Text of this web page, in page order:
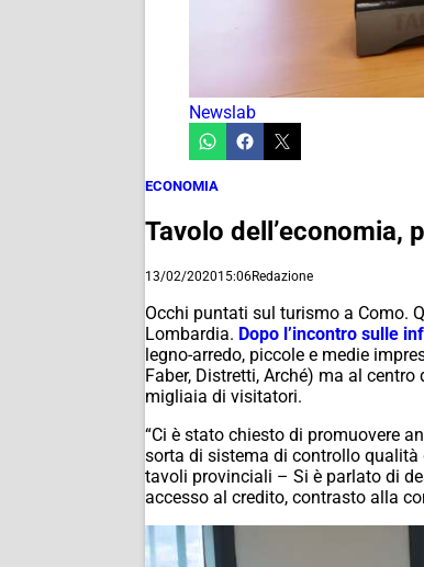
Newslab
ECONOMIA
Tavolo dell’economia,
13/02/202015:06Redazione
Occhi puntati sul turismo a Como.
Lombardia. Dopo l’incontro sulle
legno-arredo, piccole e medie
Faber, Distretti, Arché) ma al
migliaia di visitatori.
“Ci è stato chiesto di promuovere
sorta di sistema di controllo
tavoli provinciali – Si è parlato di
accesso al credito, contrasto alla